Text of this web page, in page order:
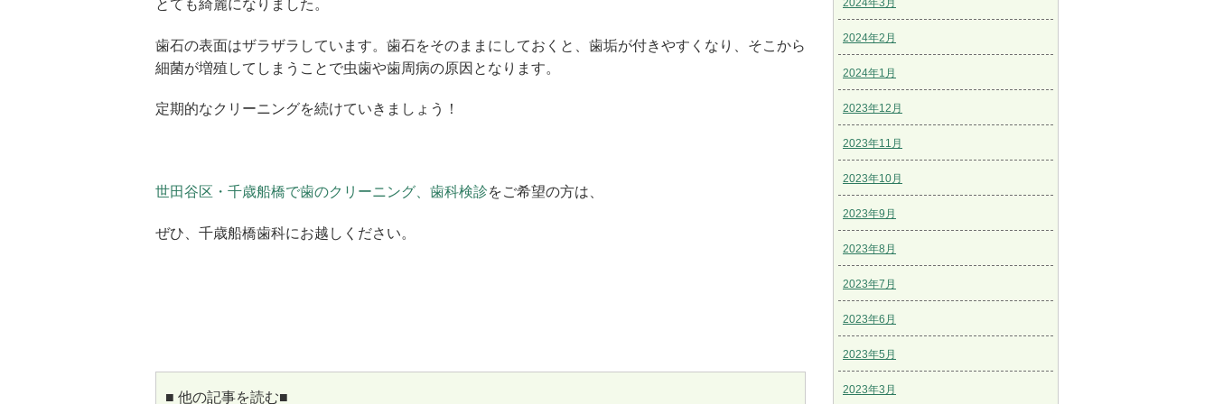
とても綺麗になりました。
歯石の表面はザラザラしています。歯石をそのままにしておくと、歯垢が付きやすくなり、そこから
細菌が増殖してしまうことで虫歯や歯周病の原因となります。
定期的なクリーニングを続けていきましょう！
世田谷区・千歳船橋で歯のクリーニング、歯科検診をご希望の方は、
ぜひ、千歳船橋歯科にお越しください。
■ 他の記事を読む■
2024年2月
2024年1月
2023年12月
2023年11月
2023年10月
2023年9月
2023年8月
2023年7月
2023年6月
2023年5月
2023年3月